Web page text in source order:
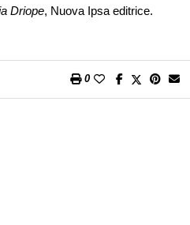
Driope, Nuova Ipsa editrice.
0